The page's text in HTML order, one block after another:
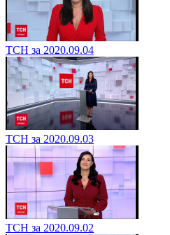
ТСН за 2020.09.04
ТСН за 2020.09.03
ТСН за 2020.09.02